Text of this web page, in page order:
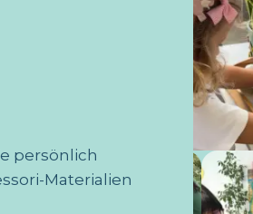
persönlich
Materialien